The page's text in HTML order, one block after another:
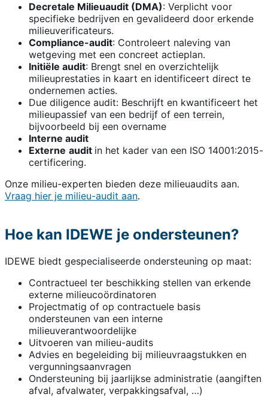
Decretale Milieuaudit (DMA): Verplicht voor
specifieke bedrijven en gevalideerd door erkende
milieuverificateurs.
Compliance-audit: Controleert naleving van
wetgeving met een concreet actieplan.
Initiële audit: Brengt snel en overzichtelijk
milieuprestaties in kaart en identificeert direct te
ondernemen acties.
Due diligence audit: Beschrijft en kwantificeert het
milieupassief van een bedrijf of een terrein,
bijvoorbeeld bij een overname
Interne audit
Externe audit in het kader van een ISO 14001:2015-
certificering.
Onze milieu-experten bieden deze milieuaudits aan.
Vraag hier je milieu-audit aan.
Hoe kan IDEWE je ondersteunen?
IDEWE biedt gespecialiseerde ondersteuning op maat:
Contractueel ter beschikking stellen van erkende
externe milieucoördinatoren
Projectmatig of op contractuele basis
ondersteunen van een interne
milieuverantwoordelijke
Uitvoeren van milieu-audits
Advies en begeleiding bij milieuvraagstukken en
vergunningsaanvragen
Ondersteuning bij jaarlijkse administratie (aangiften
afval, afvalwater, verpakkingsafval, …)